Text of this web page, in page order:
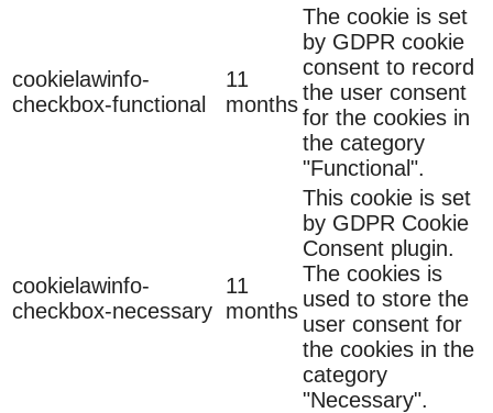
cookielawinfo-
checkbox-functional
11
months
The cookie is set
by GDPR cookie
consent to record
the user consent
for the cookies in
the category
"Functional".
cookielawinfo-
checkbox-necessary
11
months
This cookie is set
by GDPR Cookie
Consent plugin.
The cookies is
used to store the
user consent for
the cookies in the
category
"Necessary".